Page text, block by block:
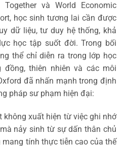
Together và World Economic
học sinh tương lai cần được
dữ liệu, tư duy hệ thống, khả
học tập suốt đời. Trong bối
thể chỉ diễn ra trong lớp học
thiên nhiên và các môi
đã nhấn mạnh trong định
pháp sư phạm hiện đại:
không xuất hiện từ việc ghi nhớ
nảy sinh từ sự dấn thân chủ
tính thực tiễn cao của thế